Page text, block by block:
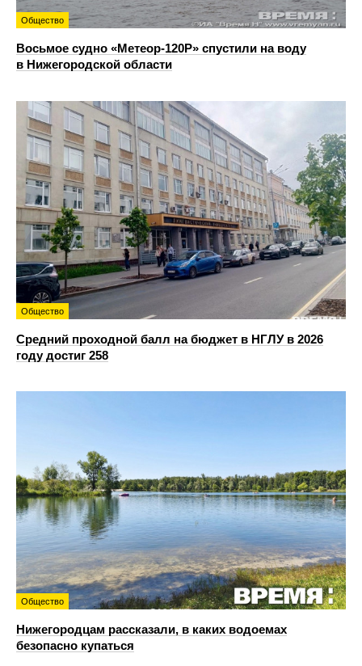
Общество
Восьмое судно «Метеор-120Р» спустили на воду
в Нижегородской области
Общество
Средний проходной балл на бюджет в НГЛУ в 2026
году достиг 258
Общество
Нижегородцам рассказали, в каких водоемах
безопасно купаться